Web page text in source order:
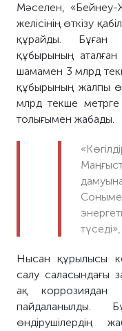
Мәселен, «Бейнеу-
желісінің өткізу
құрайды. Бұған
құбырының аталған
шамамен 3 млрд
құбырының жалпы
млрд текше метрге
толығымен жабады.
Нысан құрылысы
салу саласындағы
ақ коррозиядан
пайдаланылды.
өндірушілердің